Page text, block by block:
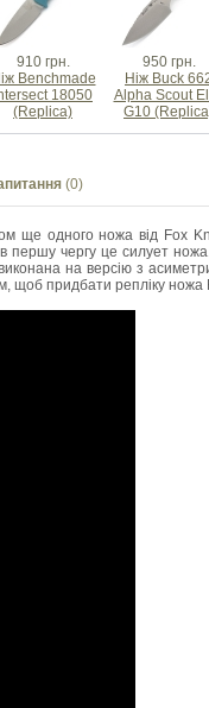
910 грн.
Benchmade
18050
(Replica)
950 грн.
Ніж Buck
Alpha Scout
G10
(0)
ще одного ножа від Fox
першу чергу це силует
на версію з
щоб придбати репліку ножа